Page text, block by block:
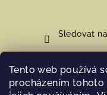
Tento web používá
procházením
Sledovat
Nákupní košík